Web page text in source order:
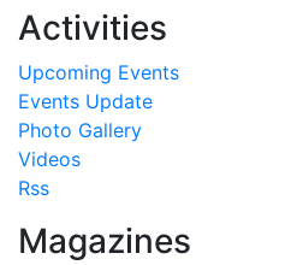
Activities
Upcoming Events
Events Update
Photo Gallery
Videos
Rss
Magazines